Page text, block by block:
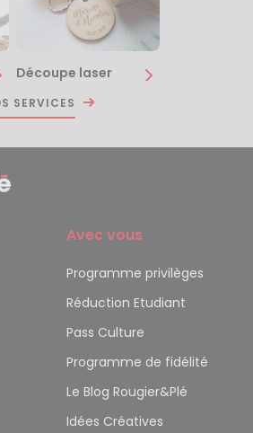
Découpe laser
SERVICES
Avec vous
Programme privilèges
Réduction Etudiant
Pass Culture
Programme de fidélité
Le Blog Rougier&Plé
Idées Créatives